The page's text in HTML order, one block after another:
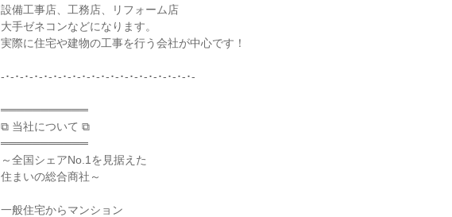
設備工事店、工務店、リフォーム店
大手ゼネコンなどになります。
実際に住宅や建物の工事を行う会社が中心です！
-･-･-･-･-･-･-･-･-･-･-･-･-･-･-･-･-･-･-･-･-
═══════════
⧉ 当社について ⧉
═══════════
～全国シェアNo.1を見据えた
住まいの総合商社～
一般住宅からマンション